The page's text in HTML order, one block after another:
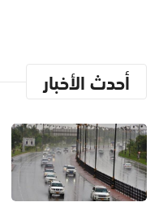
أحدث الأخبار